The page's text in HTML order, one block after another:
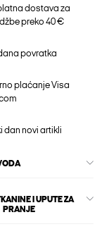
dostava za
preko 40 €
povratka
plaćanje Visa
dan novi artikli
I UPUTE ZA
PRANJE